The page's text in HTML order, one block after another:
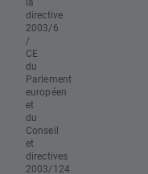
directive
2003/6
/
CE
du
Parlement
européen
et
du
Conseil
et
directives
2003/124